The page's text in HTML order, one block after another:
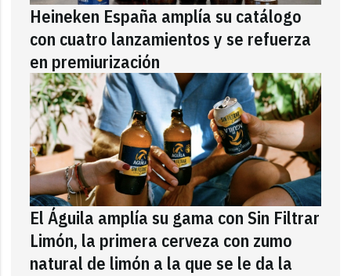
Heineken España amplía su catálogo
con cuatro lanzamientos y se refuerza
en premiurización
El Águila amplía su gama con Sin Filtrar
Limón, la primera cerveza con zumo
natural de limón a la que se le da la